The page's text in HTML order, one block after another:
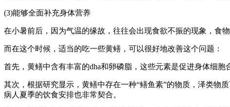
(3)能够全面补充身体营养
在小暑前后，因为气温的缘故，往往会出现食欲不振的现象，食
而在这个时候，适当的吃一些黄鳝，可以很好地改善这个问题：
首先，黄鳝中含有丰富的dha和卵磷脂，这些元素是促进身体细
其次，根据研究显示，黄鳝中存在一种“鳝鱼素”的物质，泽类物
病人夏季的饮食安排也非常契合。